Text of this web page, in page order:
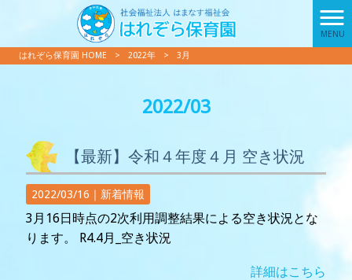
MENU
はれぞら保育園 HOME > 2022年 > 3月
2022/03
【最新】令和４年度４月 空き状況
2022/03/16｜ 新着情報
3月16日時点の2次利用調整結果による空き状況とな
ります。 R4.4月_空き状況
詳細はこちら